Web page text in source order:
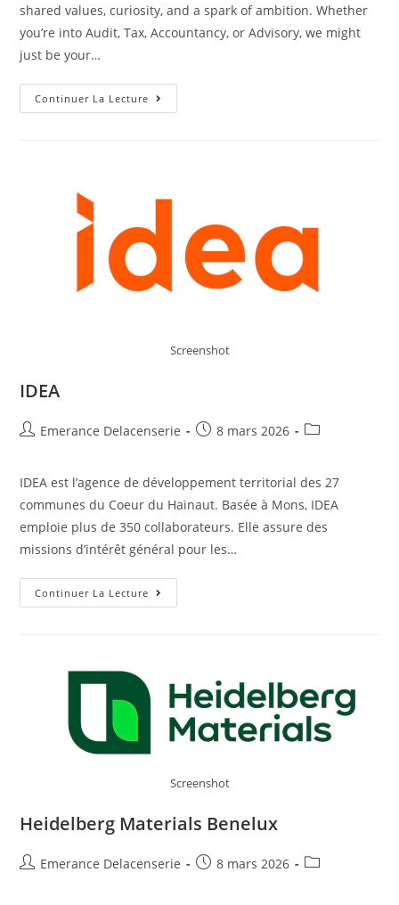
shared values, curiosity, and a spark of ambition. Whether
you’re into Audit, Tax, Accountancy, or Advisory, we might
just be your…
Continuer La Lecture
Screenshot
IDEA
Emerance Delacenserie 8 mars 2026
IDEA est l’agence de développement territorial des 27
communes du Coeur du Hainaut. Basée à Mons, IDEA
emploie plus de 350 collaborateurs. Elle assure des
missions d’intérêt général pour les…
Continuer La Lecture
Screenshot
Heidelberg Materials Benelux
Emerance Delacenserie 8 mars 2026